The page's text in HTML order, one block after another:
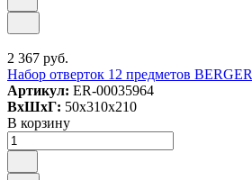
2 367 руб.
Набор отверток 12 предметов BERGER
Артикул: ER-00035964
ВxШxГ: 50x310x210
В корзину